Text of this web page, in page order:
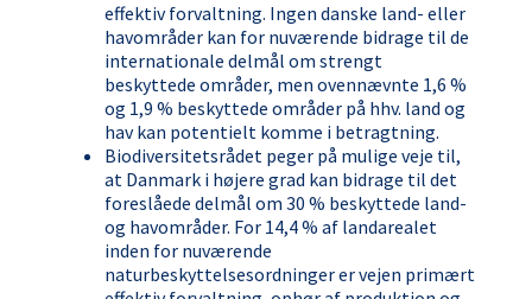
effektiv forvaltning. Ingen danske land- eller
havområder kan for nuværende bidrage til de
internationale delmål om strengt
beskyttede områder, men ovennævnte 1,6 %
og 1,9 % beskyttede områder på hhv. land og
hav kan potentielt komme i betragtning.
Biodiversitetsrådet peger på mulige veje til,
at Danmark i højere grad kan bidrage til det
foreslåede delmål om 30 % beskyttede land-
og havområder. For 14,4 % af landarealet
inden for nuværende
naturbeskyttelsesordninger er vejen primært